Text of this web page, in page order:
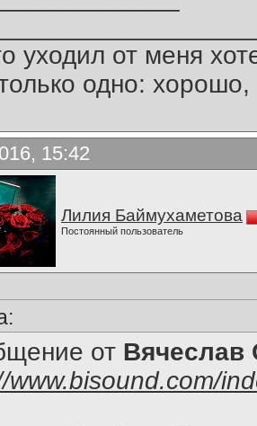
уходил от меня
одно:
15:42
Лилия Баймухаметова
Постоянный пользователь
от Вячеслав
www.bisound.com/